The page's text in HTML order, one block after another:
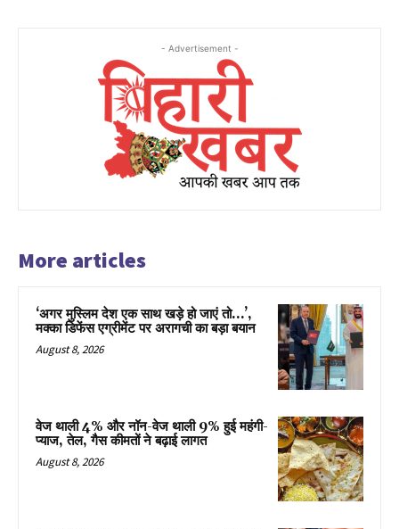
- Advertisement -
More articles
‘अगर मुस्लिम देश एक साथ खड़े हो जाएं तो…’,
मक्का डिफेंस एग्रीमेंट पर अरागची का बड़ा बयान
August 8, 2026
वेज थाली 4% और नॉन-वेज थाली 9% हुई महंगी-
प्याज, तेल, गैस कीमतों ने बढ़ाई लागत
August 8, 2026